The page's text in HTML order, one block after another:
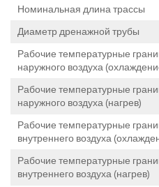
Номинальная длина трассы
Диаметр дренажной трубы
Рабочие температурные
наружного воздуха
Рабочие температурные
наружного воздуха (нагрев)
Рабочие температурные
внутреннего воздуха
Рабочие температурные
внутреннего воздуха (нагрев)